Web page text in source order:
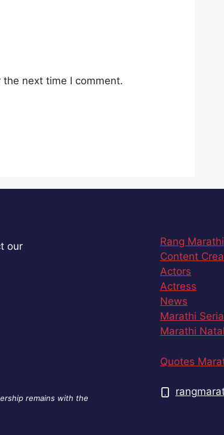
next time I comment.
our
remains with the
Rang Marathi
Content
Actors
Actress
News
Marathi
Marathi
Quotes